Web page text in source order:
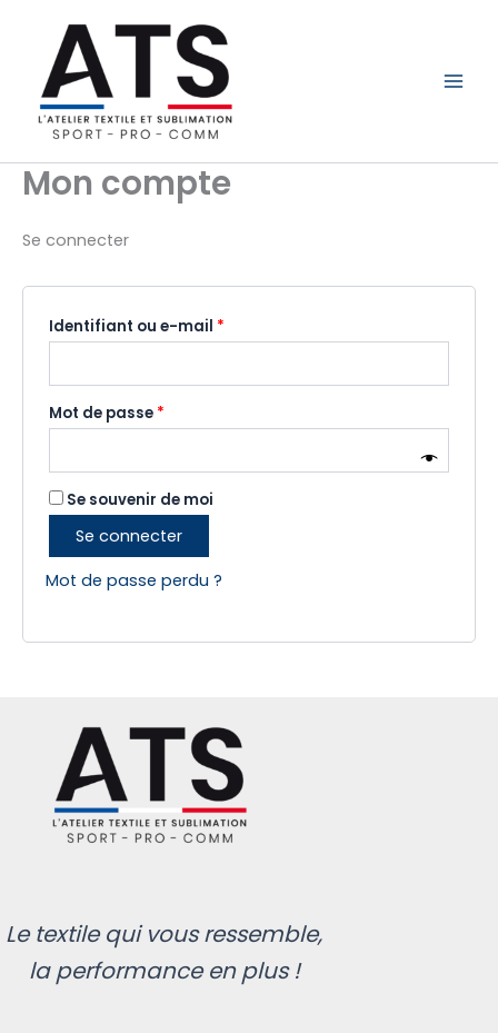
contenu
Mon compte
Se connecter
Identifiant ou e-mail *
Mot de passe *
Se souvenir de moi
Se connecter
Mot de passe perdu ?
Le textile qui vous ressemble,
la performance en plus !